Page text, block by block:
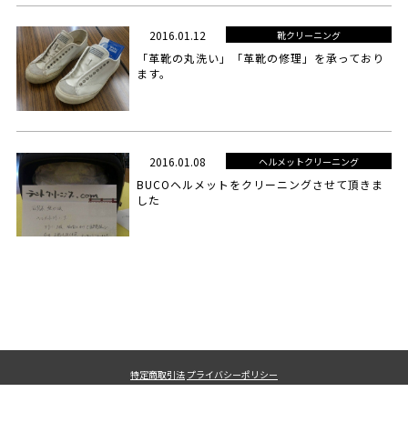
2016.01.12 靴クリーニング
「革靴の丸洗い」「革靴の修理」を承っており
ます。
2016.01.08 ヘルメットクリーニング
BUCOヘルメットをクリーニングさせて頂きま
した
特定商取引法 プライバシーポリシー